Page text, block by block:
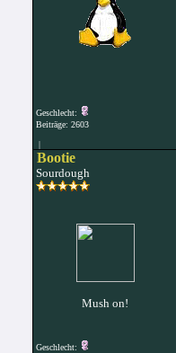
Geschlecht:
Beiträge: 2603
|
Bootie
Sourdough
Mush on!
Geschlecht: